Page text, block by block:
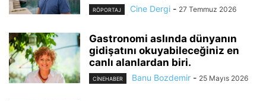
RÖPORTAJ Cine Dergi - 27 Temmuz 2026
Gastronomi aslında dünyanın
gidişatını okuyabileceğiniz en
canlı alanlardan biri.
CINEHABER Banu Bozdemir - 25 Mayıs 2026